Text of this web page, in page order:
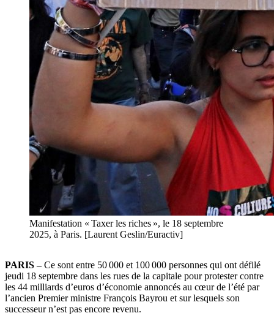
Manifestation « Taxer les riches », le 18 septembre
2025, à Paris. [Laurent Geslin/Euractiv]
PARIS–Ce sont entre 50 000 et 100 000 personnes qui ont défilé
jeudi 18 septembre dans les rues de la capitale pour protester contre
les 44 milliards d’euros d’économie annoncés au cœur de l’été par
l’ancien Premier ministre François Bayrou et sur lesquels son
successeur n’est pas encore revenu.